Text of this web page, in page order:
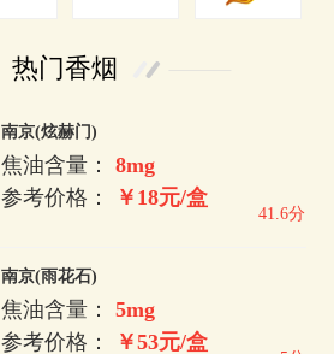
热门香烟
南京(炫赫门)
焦油含量：8mg
参考价格：
￥18元/盒
41.6分
南京(雨花石)
焦油含量：5mg
参考价格：
￥53元/盒